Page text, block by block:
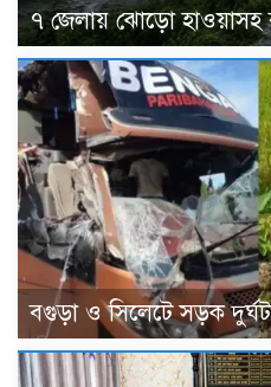
৭ জেলায় ঝোড়ো হাওয়াসহ
বগুড়া ও সিলেটে সড়ক